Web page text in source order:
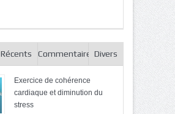
Récents CommentairesDivers
Exercice de cohérence
cardiaque et diminution du
stress